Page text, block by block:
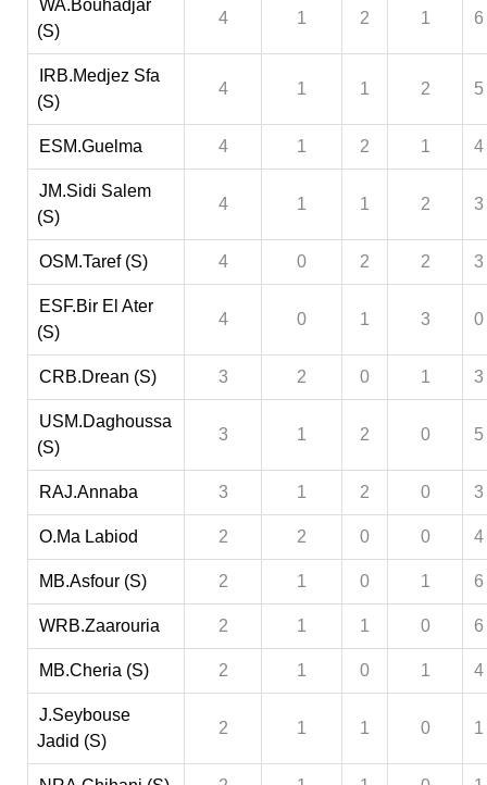
WA.Bouhadjar
(S)
4 1 2 1 6
IRB.Medjez Sfa
(S)
4 1 1 2 5
ESM.Guelma 4 1 2 1 4
JM.Sidi Salem
(S)
4 1 1 2 3
OSM.Taref (S) 4 0 2 2 3
ESF.Bir El Ater
(S)
4 0 1 3 0
CRB.Drean (S) 3 2 0 1 3
USM.Daghoussa
(S)
3 1 2 0 5
RAJ.Annaba 3 1 2 0 3
O.Ma Labiod 2 2 0 0 4
MB.Asfour (S) 2 1 0 1 6
WRB.Zaarouria 2 1 1 0 6
MB.Cheria (S) 2 1 0 1 4
J.Seybouse
Jadid (S)
2 1 1 0 1